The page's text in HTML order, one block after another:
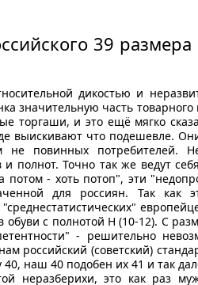
39
дикостью и
значительную часть
торгаши, и это ещё мягко
выискивают что подешевле.
повинных потребителей.
полнот. Точно так же ведут
потом - хоть потоп", эти
для россиян. Так как
обуви с полнотой H (10-12). С
- решительно
российский (советский)
наш 40 подобен их 41 и так
неразберихи, это как раз